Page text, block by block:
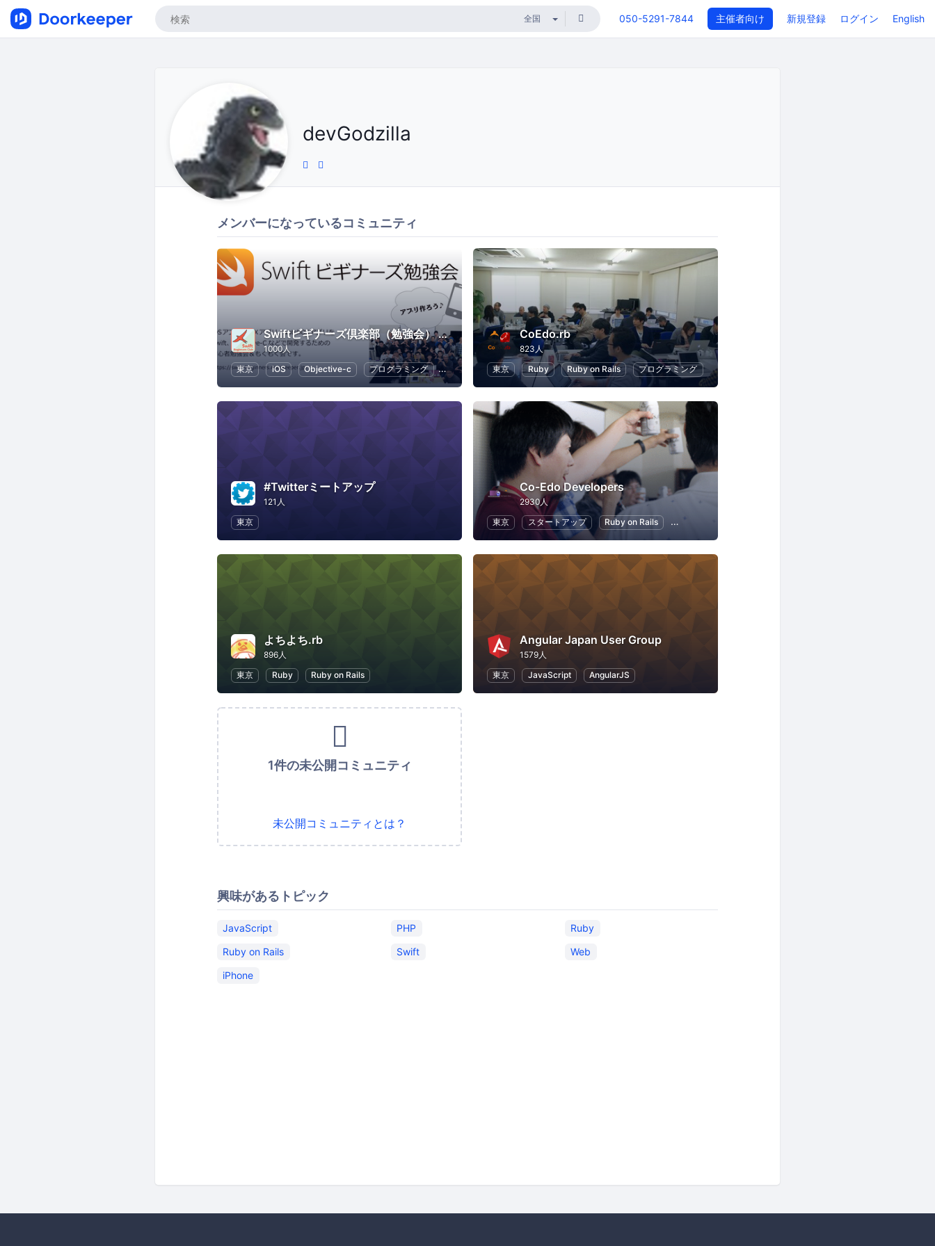
050-5291-7844 主催者向け 新規登録 ログイン English
devGodzilla
メンバーになっているコミュニティ
Swiftビギナーズ倶楽部（勉強会） #swiftbg
1000人
東京
iOS Objective-c プログラミング Swift iPhone
CoEdo.rb
823人
東京
Ruby Ruby on Rails プログラミング
#Twitterミートアップ
121人
東京
Co-Edo Developers
2930人
東京
スタートアップ Ruby on Rails Git
よちよち.rb
896人
東京
Ruby Ruby on Rails
Angular Japan User Group
1579人
東京
JavaScript AngularJS
1件の未公開コミュニティ
未公開コミュニティとは？
興味があるトピック
JavaScript PHP
Ruby
Ruby on Rails
Swift
Web
iPhone